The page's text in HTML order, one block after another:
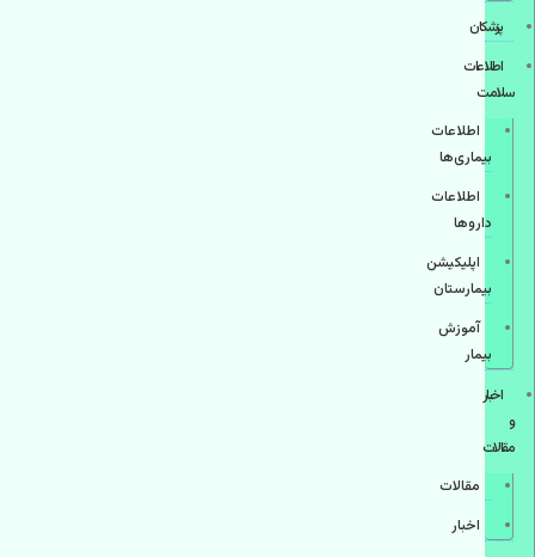
پزشكان
اطلاعات
سلامت
اطلاعات
بیماری‌ها
اطلاعات
دارو‌ها
اپليكيشن
بيمارستان
آموزش
بیمار
اخبار
و
مقالات
مقالات
اخبار